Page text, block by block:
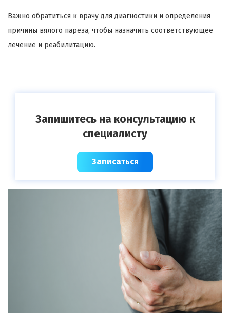
Важно обратиться к врачу для диагностики и определения
причины вялого пареза, чтобы назначить соответствующее
лечение и реабилитацию.
Запишитесь на консультацию к
специалисту
Записаться